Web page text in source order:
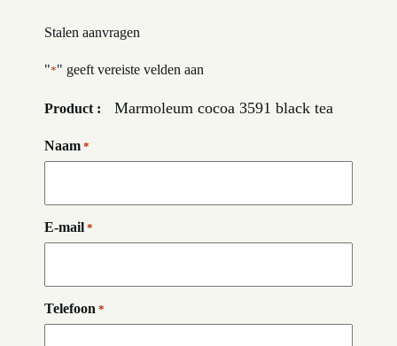
Stalen aanvragen
"*" geeft vereiste velden aan
Product : Marmoleum cocoa 3591 black tea
Naam *
E-mail *
Telefoon *